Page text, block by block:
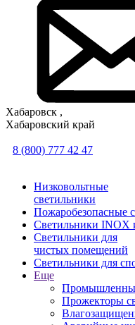
Хабаровск ,
Хабаровский край
8 (800) 777 42 47
Низковольтные
светильники
Пожаробезопасные
Светильники INOX
Светильники для
чистых помещений
Светильники для
Еще
Прожекторы